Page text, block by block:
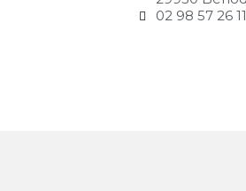
02 98 57 26 11